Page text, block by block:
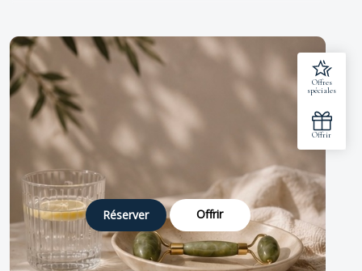
Réserver Offrir